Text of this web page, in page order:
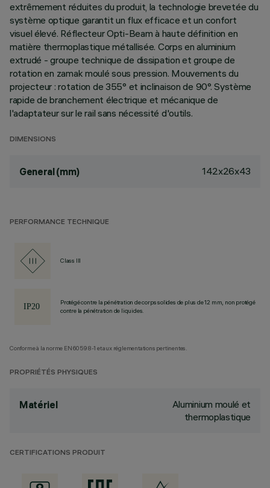
extrêmement réduites du produit, la technologie brevetée du
système optique garantit un flux efficace et un confort
visuel élevé. Réflecteur Opti-Beam à haute définition en
matière thermoplastique métallisée. Corps en aluminium
extrudé - groupe technique de dissipation et groupe de
rotation en zamak moulé sous pression. Mouvements du
projecteur : rotation de 355° et inclinaison de 90°. Système
rapide de branchement électrique et mécanique de
l'adaptateur sur le rail sans nécessité d'outils.
DIMENSIONS
General (mm) 142x26x43
PERFORMANCE TECHNIQUE
Class III
Protégé contre la pénétration de corps solides de plus de 12 mm, non protégé
contre la pénétration de liquides.
Conforme à la norme EN60598-1 et aux réglementations pertinentes.
PROPRIÉTÉS PHYSIQUES
Matériel
Aluminium moulé et
thermoplastique
CERTIFICATIONS PRODUIT